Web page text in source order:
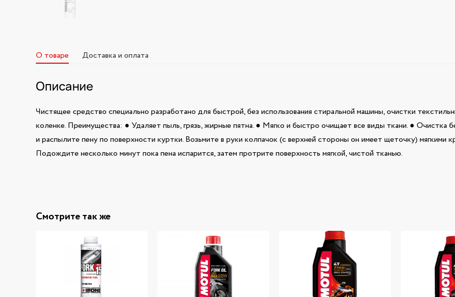
О товаре Доставка и оплата
Описание
Чистящее средство специально разработано для быстрой, без использования стиральной машины, очистки
коленке. Преимущества: ● Удаляет пыль, грязь, жирные пятна. ● Мягко и быстро очищает все виды ткани. ● Очистка
и распылите пену по поверхности куртки. Возьмите в руки колпачок (с верхней стороны он имеет щеточку) мягкими
Подождите несколько минут пока пена испарится, затем протрите поверхность мягкой, чистой тканью.
Смотрите так же